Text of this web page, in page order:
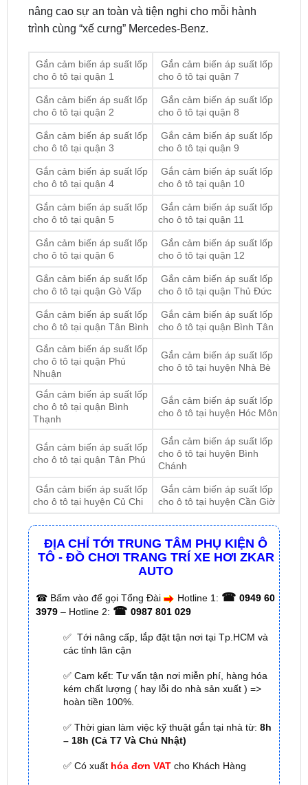
Gắn cảm biến áp suất lốp
Gắn cảm biến áp suất lốp
Gắn cảm biến áp suất lốp
cho ô tô tại quận 2
Gắn cảm biến áp suất lốp
cho ô tô tại quận 8
Gắn cảm biến áp suất lốp
cho ô tô tại quận 3
Gắn cảm biến áp suất lốp
cho ô tô tại quận 9
Gắn cảm biến áp suất lốp
cho ô tô tại quận 4
Gắn cảm biến áp suất lốp
cho ô tô tại quận 10
Gắn cảm biến áp suất lốp
cho ô tô tại quận 5
Gắn cảm biến áp suất lốp
cho ô tô tại quận 11
Gắn cảm biến áp suất lốp
cho ô tô tại quận 6
Gắn cảm biến áp suất lốp
cho ô tô tại quận 12
Gắn cảm biến áp suất lốp
cho ô tô tại quận Gò Vấp
Gắn cảm biến áp suất lốp
cho ô tô tại quận Thủ Đức
Gắn cảm biến áp suất lốp
cho ô tô tại quận Tân Bình
Gắn cảm biến áp suất lốp
cho ô tô tại quận Bình Tân
Gắn cảm biến áp suất lốp
cho ô tô tại quận Phú
Gắn cảm biến áp suất lốp
cho ô tô tại huyện Nhà Bè
Gắn cảm biến áp suất lốp
cho ô tô tại quận Bình
Gắn cảm biến áp suất lốp
cho ô tô tại huyện Hóc Môn
Gắn cảm biến áp suất lốp
cho ô tô tại quận Tân Phú
Gắn cảm biến áp suất lốp
cho ô tô tại huyện Bình
Gắn cảm biến áp suất lốp
cho ô tô tại huyện Củ Chi
Gắn cảm biến áp suất lốp
cho ô tô tại huyện Cần Giờ
ĐỊA CHỈ TỚI TRUNG TÂM PHỤ KIỆN Ô
☎Bấm vào để gọi Tổng Đài Hotline 1:☎ 0949 60
0987 801 029
✅ Tới nâng cấp, lắp đặt tận nơi tại Tp.HCM và
các tỉnh lân cận
✅ Cam kết: Tư vấn tận nơi miễn phí, hàng hóa
kém chất lượng ( hay lỗi do nhà sản xuất ) =>
✅ Thời gian làm việc kỹ thuật gắn tại nhà từ:8h
– 18h (Cả T7 Và Chủ Nhật)
✅ Có xuấthóa đơn VATcho Khách Hàng
🌐 Chi Nhánh 1: 277–279 Đường số 9A, KDC Trung